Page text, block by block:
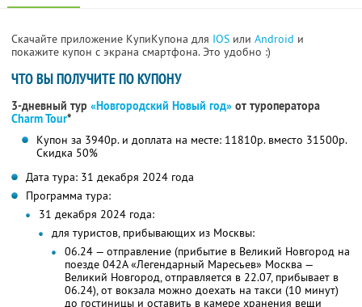
Скачайте приложение КупиКупона для IOS или Android и
покажите купон с экрана смартфона. Это удобно :)
ЧТО ВЫ ПОЛУЧИТЕ ПО КУПОНУ
3-дневный тур «Новгородский Новый год» от туроператора
Charm Tour*
Купон за 3940р. и доплата на месте: 11810р. вместо 31500р.
Скидка 50%
Дата тура: 31 декабря 2024 года
Программа тура:
31 декабря 2024 года:
для туристов, прибывающих из Москвы:
06.24 — отправление (прибытие в Великий Новгород на
поезде 042А «Легендарный Маресьев» Москва —
Великий Новгород, отправляется в 22.07, прибывает в
06.24), от вокзала можно доехать на такси (10 минут)
до гостиницы и оставить в камере хранения вещи